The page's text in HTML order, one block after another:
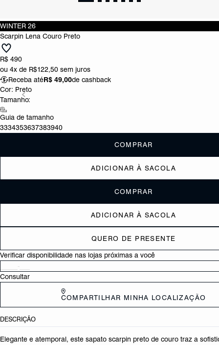
WINTER 26
Scarpin Lena Couro Preto
R$ 490
ou 4x de R$122,50 sem juros
Receba atéR$ 49,00de cashback
Cor: Preto
Tamanho:
Guia de tamanho
3334353637383940
COMPRAR
ADICIONAR À SACOLA
COMPRAR
ADICIONAR À SACOLA
QUERO DE PRESENTE
Verificar disponibilidade nas lojas próximas a você
Consultar
COMPARTILHAR MINHA LOCALIZAÇÃO
DESCRIÇÃO
Elegante e atemporal, este sapato scarpin preto de couro traz a